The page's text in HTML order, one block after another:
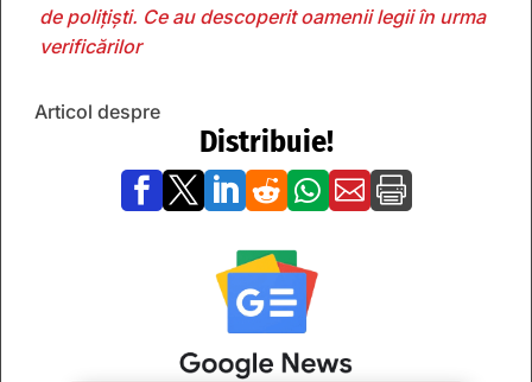
de polițiști. Ce au descoperit oamenii legii în urma
verificărilor
Articol despre
Distribuie!
      